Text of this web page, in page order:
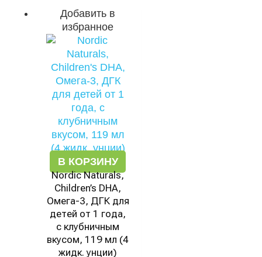
Добавить в
избранное
В КОРЗИНУ
Nordic Naturals,
Children’s DHA,
Омега-3, ДГК для
детей от 1 года,
с клубничным
вкусом, 119 мл (4
жидк. унции)